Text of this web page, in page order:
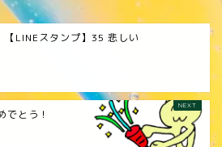
【LINEスタンプ】35 悲しい
でとう！